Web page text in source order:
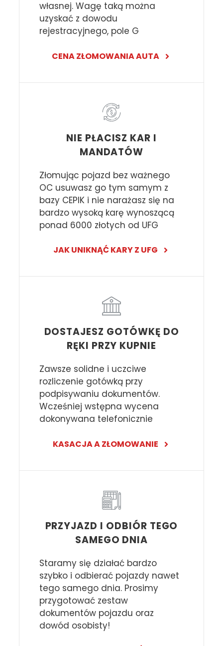
własnej. Wagę taką można
uzyskać z dowodu
rejestracyjnego, pole G
CENA ZŁOMOWANIA AUTA
NIE PŁACISZ KAR I
MANDATÓW
Złomując pojazd bez ważnego
OC usuwasz go tym samym z
bazy CEPIK i nie narażasz się na
bardzo wysoką karę wynoszącą
ponad 6000 złotych od UFG
JAK UNIKNĄĆ KARY Z UFG
DOSTAJESZ GOTÓWKĘ DO
RĘKI PRZY KUPNIE
Zawsze solidne i uczciwe
rozliczenie gotówką przy
podpisywaniu dokumentów.
Wcześniej wstępna wycena
dokonywana telefonicznie
KASACJA A ZŁOMOWANIE
PRZYJAZD I ODBIÓR TEGO
SAMEGO DNIA
Staramy się działać bardzo
szybko i odbierać pojazdy nawet
tego samego dnia. Prosimy
przygotować zestaw
dokumentów pojazdu oraz
dowód osobisty!